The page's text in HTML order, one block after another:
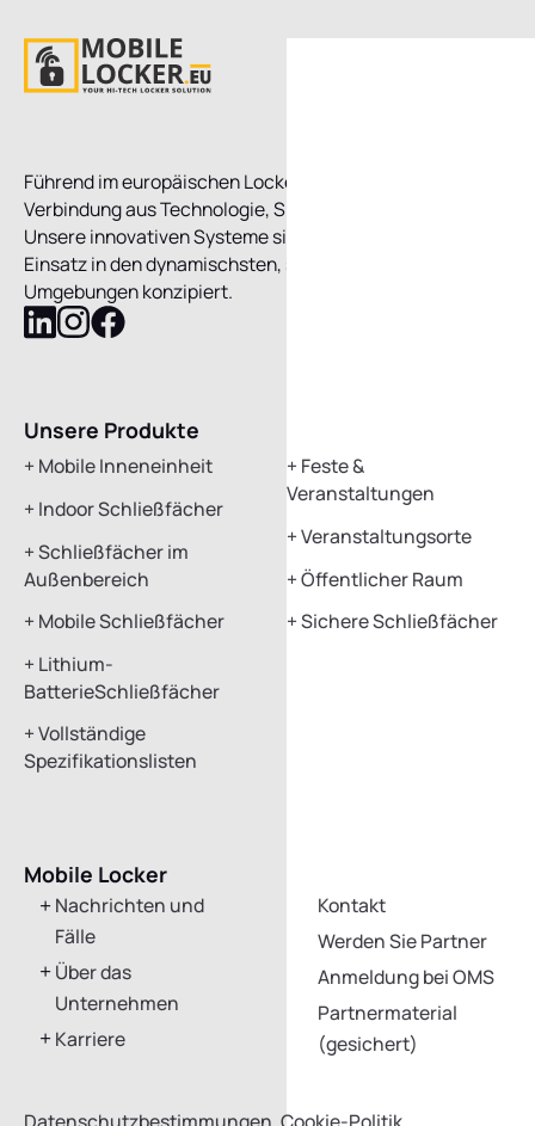
Führend im europäischen Locker-Netzwerk, die perfekte
Verbindung aus Technologie, Sicherheit und Service.
Unsere innovativen Systeme sind für den nahtlosen
Einsatz in den dynamischsten, schnelllebigen
Umgebungen konzipiert.
Folgen
Locker
LinkedIn
Folgen
Locker
Instagram
Folgen
Locker
Facebook
Unsere Produkte
+ Mobile Inneneinheit
+ Indoor Schließfächer
+Schließfächer im
Außenbereich
+ Mobile Schließfächer
+ Lithium-
BatterieSchließfächer
+Vollständige
Spezifikationslisten
+ Feste &
Veranstaltungen
+Veranstaltungsorte
+Öffentlicher Raum
+Sichere Schließfächer
Mobile Locker
Nachrichten und
Fälle
Über das
Unternehmen
Karriere
Kontakt
Werden Sie Partner
Anmeldung bei OMS
Partnermaterial
(gesichert)